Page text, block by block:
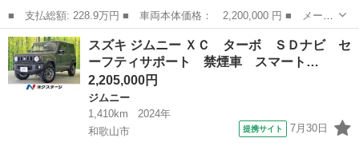
■ 支払総額: 228.9万円 ■ 車両本体価格： 2,200,000 円 ■ メーカ
ー名： スズキ ■ 車種名： ジムニー ■ グレード名： ＸＣ タ
ーボ ４ＷＤ 禁煙車 セーフティサポート アダプティブクルーズ
コントロ...
和歌山 和歌山市 ジムニー
スズキ ジムニー ＸＣ ターボ ＳＤナビ セ
ーフティサポート 禁煙車 スマート…
2,205,000円
ジムニー
1,410km
2024年
和歌山市
提携サイト 7月30日